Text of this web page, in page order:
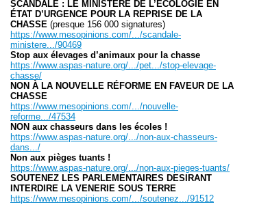
SCANDALE : LE MINISTÈRE DE L’ECOLOGIE EN
ÉTAT D’URGENCE POUR LA REPRISE DE LA
CHASSE (presque 156 000 signatures)
https://www.mesopinions.com/.../scandale-
ministere.../90469
Stop aux élevages d’animaux pour la chasse
https://www.aspas-nature.org/.../pet.../stop-elevage-
chasse/
NON À LA NOUVELLE RÉFORME EN FAVEUR DE LA
CHASSE
https://www.mesopinions.com/.../nouvelle-
reforme.../47534
NON aux chasseurs dans les écoles !
https://www.aspas-nature.org/.../non-aux-chasseurs-
dans.../
Non aux pièges tuants !
https://www.aspas-nature.org/.../non-aux-pieges-tuants/
SOUTENEZ LES PARLEMENTAIRES DESIRANT
INTERDIRE LA VENERIE SOUS TERRE
https://www.mesopinions.com/.../soutenez.../91512